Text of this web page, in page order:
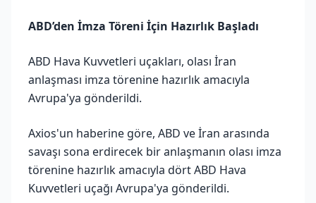
ABD’den İmza Töreni İçin Hazırlık Başladı
ABD Hava Kuvvetleri uçakları, olası İran
anlaşması imza törenine hazırlık amacıyla
Avrupa'ya gönderildi.
Axios'un haberine göre, ABD ve İran arasında
savaşı sona erdirecek bir anlaşmanın olası imza
törenine hazırlık amacıyla dört ABD Hava
Kuvvetleri uçağı Avrupa'ya gönderildi.